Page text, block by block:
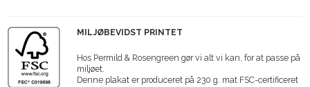
MILJØBEVIDST PRINTET
Hos Permild & Rosengreen gør vi alt vi kan, for at passe på
miljøet.
Denne plakat er produceret på 230 g. mat FSC-certificeret